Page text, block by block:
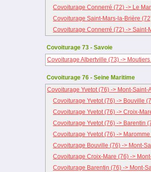
Covoiturage Connerré (72) -> Le
Covoiturage Saint-Mars-la-Brière
Covoiturage Connerré (72) -> Saint-
Covoiturage 73 - Savoie
Covoiturage Albertville (73) ->
Covoiturage 76 - Seine Maritime
Covoiturage Yvetot (76) -> Mont-Saint-
Covoiturage Yvetot (76) -> Bouville
Covoiturage Yvetot (76) -> Croix-
Covoiturage Yvetot (76) -> Barentin
Covoiturage Yvetot (76) ->
Covoiturage Bouville (76) -> Mont-
Covoiturage Croix-Mare (76) ->
Covoiturage Barentin (76) -> Mont-